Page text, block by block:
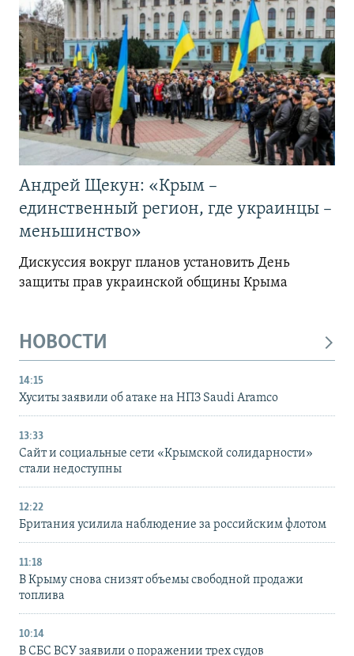
Андрей Щекун: «Крым –
единственный регион, где украинцы –
меньшинство»
Дискуссия вокруг планов установить День
защиты прав украинской общины Крыма
НОВОСТИ
14:15
Хуситы заявили об атаке на НПЗ Saudi Aramco
13:33
Сайт и социальные сети «Крымской солидарности»
стали недоступны
12:22
Британия усилила наблюдение за российским флотом
11:18
В Крыму снова снизят объемы свободной продажи
топлива
10:14
В СБС ВСУ заявили о поражении трех судов